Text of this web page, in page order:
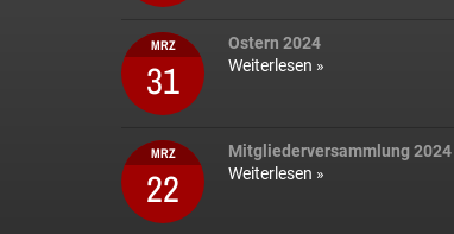
MRZ
31
Ostern 2024
Weiterlesen »
MRZ
22
Mitgliederversammlung 2024
Weiterlesen »